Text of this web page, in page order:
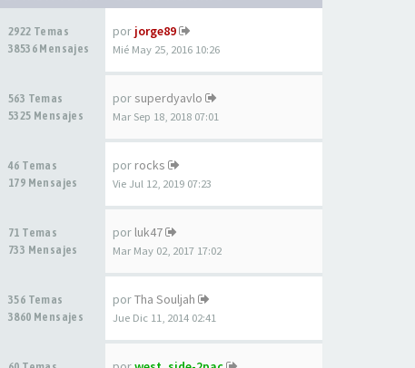
2922 Temas
38536 Mensajes
por jorge89
Mié May 25, 2016 10:26
563 Temas
5325 Mensajes
por superdyavlo
Mar Sep 18, 2018 07:01
46 Temas
179 Mensajes
por rocks
Vie Jul 12, 2019 07:23
71 Temas
733 Mensajes
por luk47
Mar May 02, 2017 17:02
356 Temas
3860 Mensajes
porTha Souljah
Jue Dic 11, 2014 02:41